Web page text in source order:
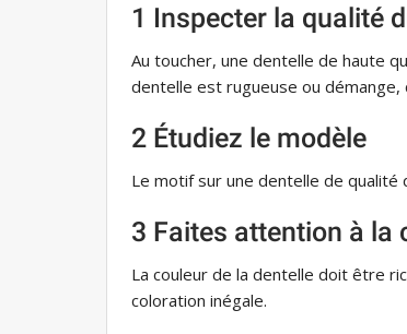
1 Inspecter la qualité
Au toucher, une dentelle de haute
dentelle est rugueuse ou démange,
2 Étudiez le modèle
Le motif sur une dentelle de
3 Faites attention à la
La couleur de la dentelle doit être
coloration inégale.